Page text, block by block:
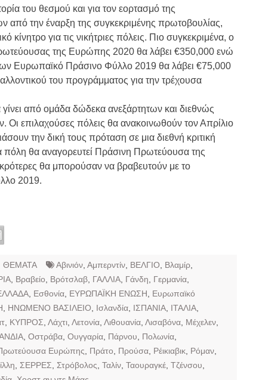
του θεσμού και για τον εορτασμό της
την έναρξη της συγκεκριμένης πρωτοβουλίας,
κίνητρο για τις νικήτριες πόλεις. Πιο συγκεκριμένα, ο
της Ευρώπης 2020 θα λάβει €350,000 ενώ
Ευρωπαϊκό Πράσινο Φύλλο 2019 θα λάβει €75,000
του προγράμματος για την τρέχουσα
γίνει από ομάδα δώδεκα ανεξάρτητων και διεθνώς
Οι επιλαχούσες πόλεις θα ανακοινωθούν τον Απρίλιο
την δική τους πρόταση σε μια διεθνή κριτική
πόλη θα αναγορευτεί Πράσινη Πρωτεύουσα της
θα μπορούσαν να βραβευτούν με το
2019.
ΘΕΜΑΤΑ Αβινιόν Αμπερντίν ΒΕΛΓΙΟ Βλαμίρ
Βραβείο Βρότσλαβ ΓΑΛΛΙΑ Γάνδη Γερμανία
Εσθονία ΕΥΡΩΠΑΪΚΗ ΕΝΩΣΗ
Ευρωπαϊκό
ΗΝΩΜΕΝΟ ΒΑΣΙΛΕΙΟ Ισλανδία ΙΣΠΑΝΙΑ ΙΤΑΛΙΑ
ΚΥΠΡΟΣ Λάχτι Λετονία Λιθουανία Λισαβόνα Μέχελεν
Οστράβα Ουγγαρία Πάρνου Πολωνία
Ευρώπης Πράτο Προύσα Ρέικιαβικ Ρόμαν
ΣΕΡΡΕΣ Στρόβολος Ταλίν Ταουραγκέ Τζένσου